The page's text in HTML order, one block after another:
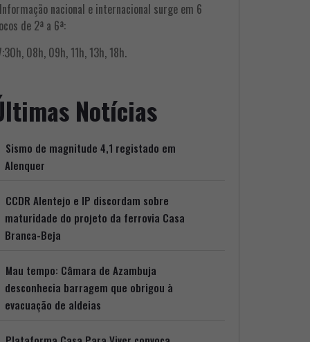
nacional e internacional surge em 6
de 2ª a 6ª:
08h, 09h, 11h, 13h, 18h.
Notícias
Sismo de magnitude 4,1 registado em
Alenquer
CCDR Alentejo e IP discordam sobre
maturidade do projeto da ferrovia Casa
Branca-Beja
Mau tempo: Câmara de Azambuja
desconhecia barragem que obrigou à
evacuação de aldeias